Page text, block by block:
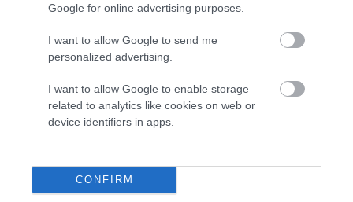
Google for online advertising purposes.
I want to allow Google to send me
personalized advertising.
I want to allow Google to enable storage
related to analytics like cookies on web or
device identifiers in apps.
CONFIRM
Αποθήκευσε το όνομά μου, email, και τον ιστότοπο μου σε